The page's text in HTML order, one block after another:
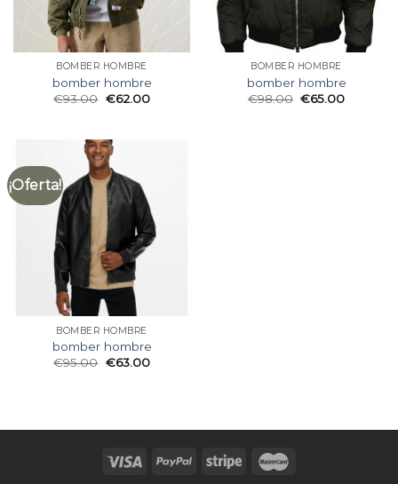
BOMBER HOMBRE
bomber hombre
€93.00 €62.00
BOMBER HOMBRE
bomber hombre
€98.00 €65.00
¡Oferta!
BOMBER HOMBRE
bomber hombre
€95.00 €63.00